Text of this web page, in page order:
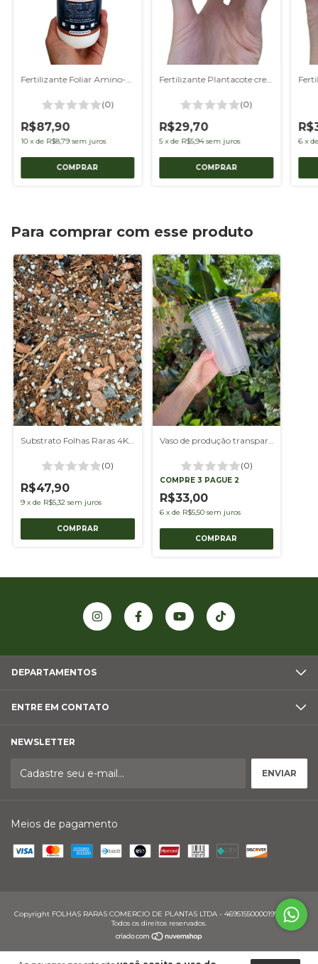
Fertilizante Foliar Amino-Max Kento 1L - Anti-Estresse para Plantas | 30% Aminoácidos
(0)
R$87,90
10 xde R$8,79 sem juros
Fertilizante Plantacote crescimento 250g
(0)
R$29,70
5 xde R$5,94 sem juros 6 x
Para comprar com esse produto
Substrato Folhas Raras 4Kgs
(0)
R$47,90
9 x de R$5,32 sem juros
Vaso de produção transparente 11 - kit com 10 unidades
(0)
COMPRE 3 PAGUE 2
R$33,00
6 x de R$5,50 sem juros
DEPARTAMENTOS
ENTRE EM CONTATO
NEWSLETTER
Meios de pagamento
Copyright FOLHAS RARAS COMERCIO DE PLANTAS LTDA - 46951550000197 - 2026.
Todos os direitos reservados.